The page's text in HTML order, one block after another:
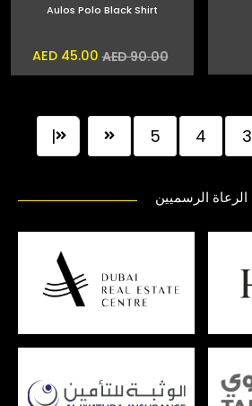
Aulos Polo Black Shirt
AED 90.00
AED 45.00
3
4
5
|
الرعاة الرسميين